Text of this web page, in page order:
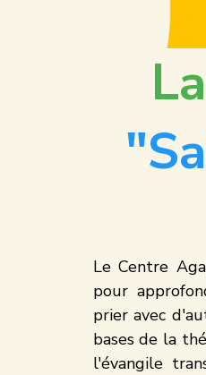
Le Centre
pour
prier avec
bases de la
l'évangile